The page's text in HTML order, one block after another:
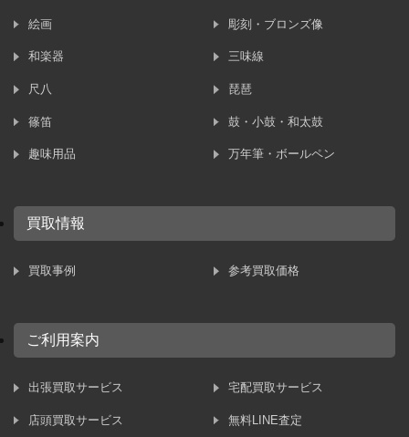
絵画 彫刻・ブロンズ像
和楽器 三味線
尺八 琵琶
篠笛 鼓・小鼓・和太鼓
趣味用品 万年筆・ボールペン
買取情報
買取事例 参考買取価格
ご利用案内
出張買取サービス 宅配買取サービス
店頭買取サービス 無料LINE査定